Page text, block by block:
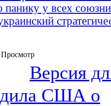
панику у всех
Просмотр
Версия
США о